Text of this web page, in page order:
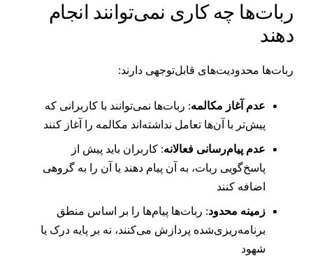
چه کاری نمی‌توانند انجام
محدودیت‌های قابل‌توجهی دارند:
عدم آغاز مکالمه: ربات‌ها نمی‌توانند با کاربرانی که
پیش‌تر با آن‌ها تعامل نداشته‌اند مکالمه را آغاز کنند
عدم پیام‌رسانی فعالانه: کاربران باید پیش از
پاسخ‌گویی ربات، به آن پیام دهند یا آن را به گروهی
اضافه کنند
زمینه محدود: ربات‌ها پیام‌ها را بر اساس منطق
برنامه‌ریزی‌شده پردازش می‌کنند، نه بر پایه درک یا
شهود